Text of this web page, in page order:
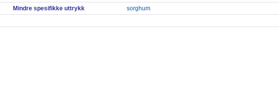
Mindre spesifikke uttrykk sorghum